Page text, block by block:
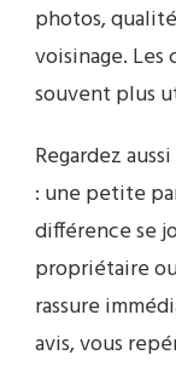
photos,
voisinage.
souvent plus
Regardez
: une petite
différence se
propriétaire
rassure
avis, vous